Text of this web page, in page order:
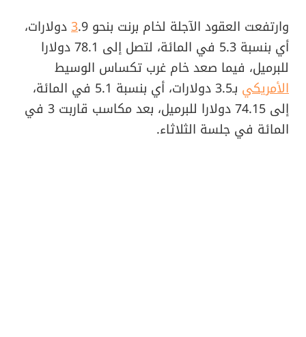
وارتفعت العقود الآجلة لخام برنت بنحو
3.9 دولارات،
أي بنسبة 5.3 في المائة، لتصل إلى 78.1 دولارا
للبرميل، فيما صعد خام غرب تكساس الوسيط
الأمريكي
بـ3.5 دولارات، أي بنسبة 5.1 في المائة،
إلى 74.15 دولارا للبرميل، بعد مكاسب قاربت 3 في
المائة في جلسة الثلاثاء.